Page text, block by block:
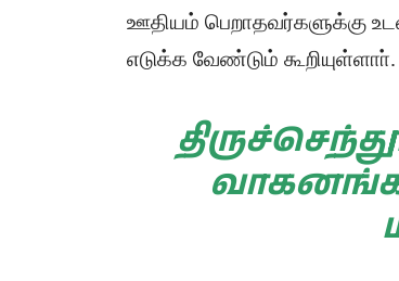
ஊதியம் பெறாதவர்களுக்கு
எடுக்க வேண்டும் கூறியுள்ளாா்.